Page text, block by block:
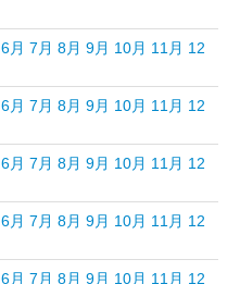
6月 7月 8月 9月 10月 11月 12
6月 7月 8月 9月 10月 11月 12
6月 7月 8月 9月 10月 11月 12
6月 7月 8月 9月 10月 11月 12
6月 7月 8月 9月 10月 11月 12